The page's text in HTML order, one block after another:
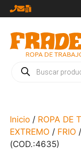
Saltar
al
contenido
Búsqueda
de
Inicio / ROPA DE
EXTREMO / FRIO
(COD.:4635)